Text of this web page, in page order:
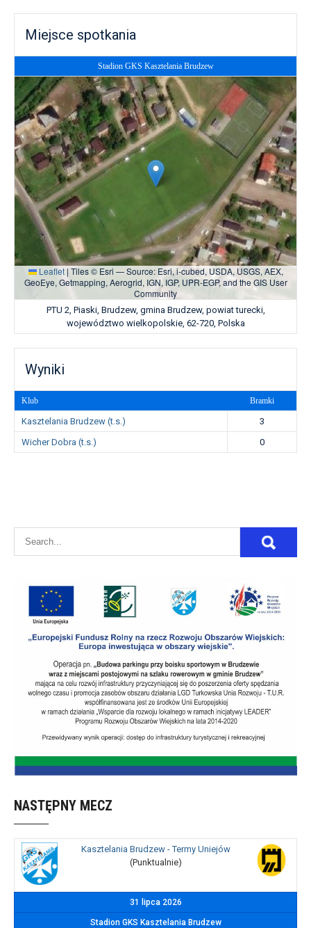
Miejsce spotkania
Stadion GKS Kasztelania Brudzew
Leaflet | Tiles © Esri — Source: Esri, i-cubed, USDA, USGS, AEX,
GeoEye, Getmapping, Aerogrid, IGN, IGP, UPR-EGP, and the GIS User
Community
PTU 2, Piaski, Brudzew, gmina Brudzew, powiat turecki,
województwo wielkopolskie, 62-720, Polska
Wyniki
Klub Bramki
Kasztelania Brudzew (t.s.)
3
Wicher Dobra (t.s.)
0
NASTĘPNY MECZ
Kasztelania Brudzew - Termy Uniejów
(Punktualnie)
31 lipca 2026
Stadion GKS Kasztelania Brudzew